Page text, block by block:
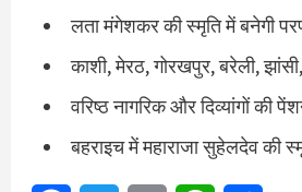
लता मंगेशकर की स्मृति में बनेगी
काशी, मेरठ, गोरखपुर, बरेली,
वरिष्ठ नागरिक और दिव्यांगों की
बहराइच में महाराजा सुहेलदेव की